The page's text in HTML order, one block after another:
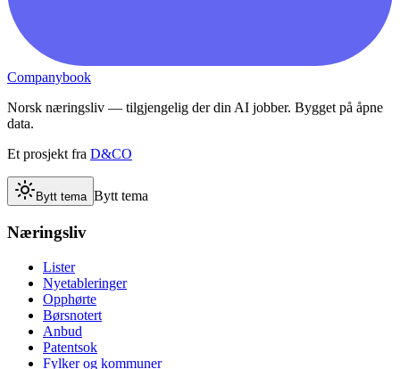
Companybook
Norsk næringsliv — tilgjengelig der din AI jobber. Bygget på åpne
data.
Et prosjekt fra D&CO
Bytt tema Bytt tema
Næringsliv
Lister
Nyetableringer
Opphørte
Børsnotert
Anbud
Patentsok
Fylker og kommuner